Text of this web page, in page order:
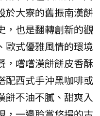
於大寮的舊振南漢餅
，也是翻轉創新的觀
歐式優雅風情的環境
，嚐嚐漢餅餅皮香酥
配西式手沖黑咖啡或
餅不油不膩、甜爽入